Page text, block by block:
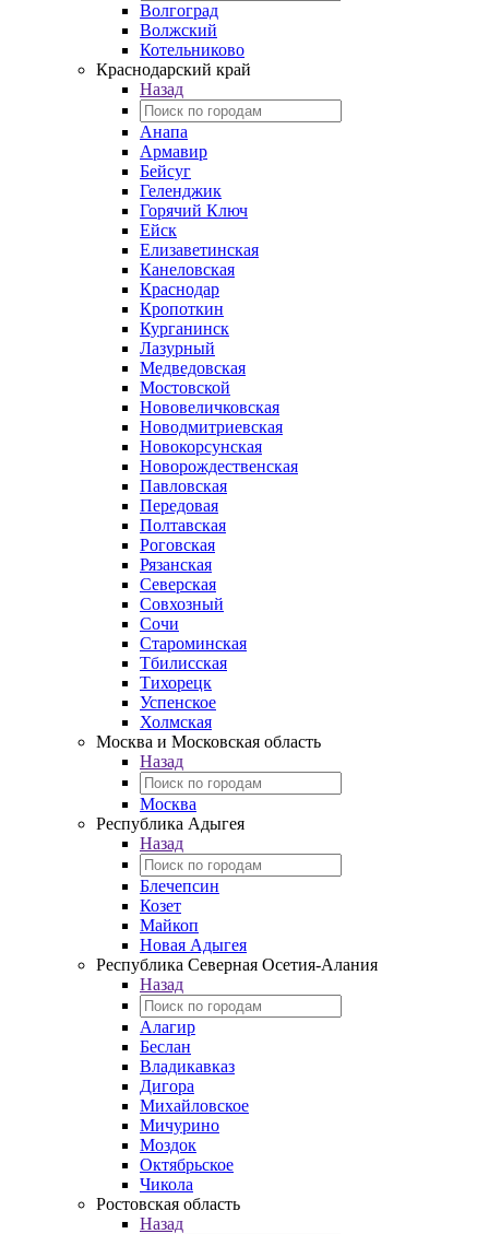
Волгоград
Волжский
Котельниково
Краснодарский край
Назад
Анапа
Армавир
Бейсуг
Геленджик
Горячий Ключ
Ейск
Елизаветинская
Канеловская
Краснодар
Кропоткин
Курганинск
Лазурный
Медведовская
Мостовской
Нововеличковская
Новодмитриевская
Новокорсунская
Новорождественская
Павловская
Передовая
Полтавская
Роговская
Рязанская
Северская
Совхозный
Сочи
Староминская
Тбилисская
Тихорецк
Успенское
Холмская
Москва и Московская область
Назад
Москва
Республика Адыгея
Назад
Блечепсин
Козет
Майкоп
Новая Адыгея
Республика Северная Осетия-Алания
Назад
Алагир
Беслан
Владикавказ
Дигора
Михайловское
Мичурино
Моздок
Октябрьское
Чикола
Ростовская область
Назад